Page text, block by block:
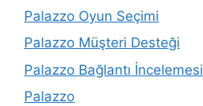
Palazzo Oyun Seçimi
Palazzo Müşteri Desteği
Palazzo Bağlantı İncelemesi
Palazzo